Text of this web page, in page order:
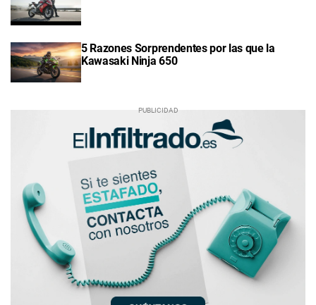
5 Razones Sorprendentes por las que la
Kawasaki Ninja 650